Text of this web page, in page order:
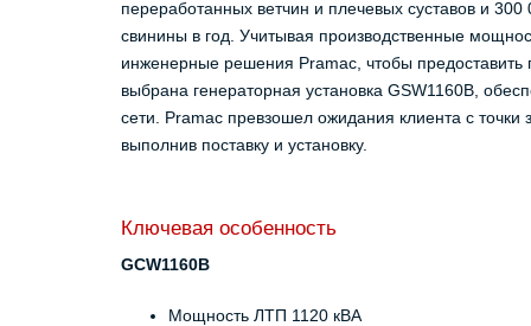
переработанных ветчин и плечевых суставов и
свинины в год. Учитывая производственные
инженерные решения Pramac, чтобы предоставить
выбрана генераторная установка GSW1160B,
сети. Pramac превзошел ожидания клиента с точки
выполнив поставку и установку.
Ключевая особенность
GCW1160B
Мощность ЛТП 1120 кВА